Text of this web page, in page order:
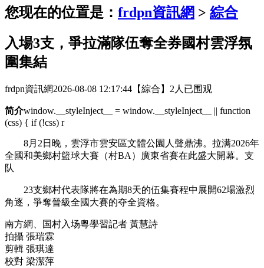
您现在的位置是： frdpn資訊網 > 綜合
入場3支，爭拉滿隊伍奪全券國村雲浮氛
圍集結
frdpn資訊網2026-08-08 12:17:44 【綜合】 2人已围观
简介window.__styleInject__ = window.__styleInject__ || function
(css) { if (!css) r
8月2日晚，雲浮市雲安區文體公園人聲鼎沸。拉满2026年
全國和美鄉村籃球大賽（村BA）廣東省賽在此盛大開幕。支
队
23支鄉村代表隊將在為期8天的伍集賽程中展開62場激烈
角逐，爭奪晉級全國大賽的夺全資格。
南方網、国村入场粵學習記者 黃慧詩
拍攝 張瑞霖
剪輯 張琪達
校對 梁潔萍